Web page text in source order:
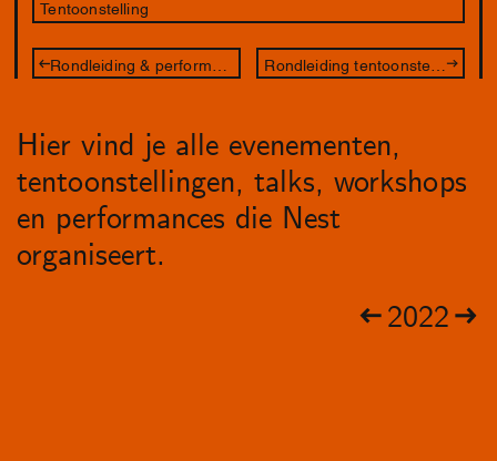
Tentoonstelling
Hier vind je alle evenementen,
tentoonstellingen, talks, workshops
en performances die Nest
organiseert.
2022